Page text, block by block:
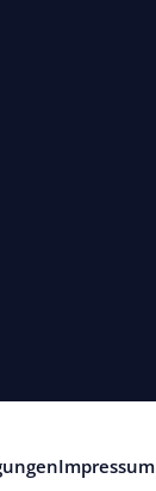
Impressum